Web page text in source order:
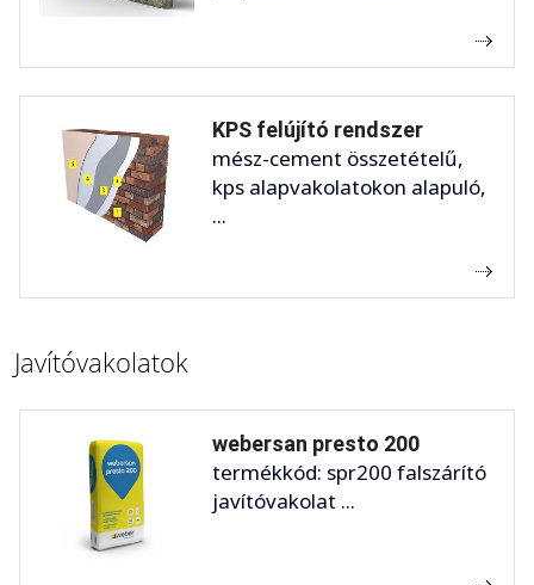
KPS felújító rendszer
mész-cement összetételű,
kps alapvakolatokon alapuló,
...
Javítóvakolatok
webersan presto 200
termékkód: spr200 falszárító
javítóvakolat ...